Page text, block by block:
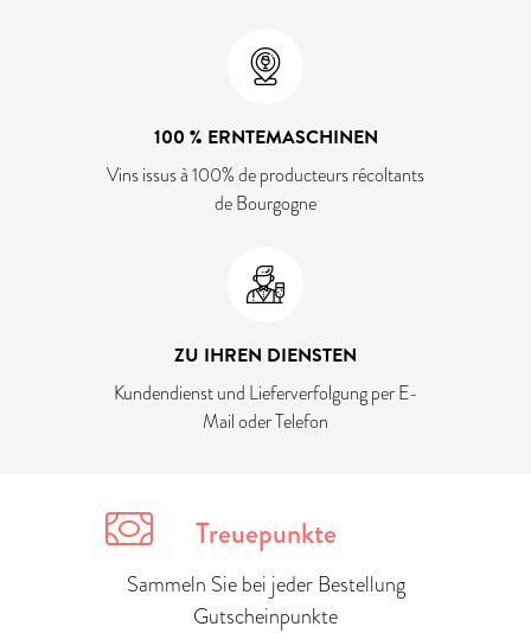
100 % ERNTEMASCHINEN
Vins issus à 100% de producteurs récoltants
de Bourgogne
ZU IHREN DIENSTEN
Kundendienst und Lieferverfolgung per E-
Mail oder Telefon
Treuepunkte
Sammeln Sie bei jeder Bestellung
Gutscheinpunkte